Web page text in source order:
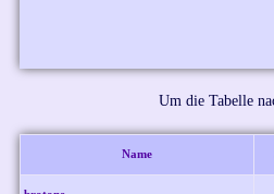
Um die Tabelle
Name